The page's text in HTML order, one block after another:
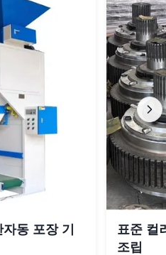
동 포장 기
표준 컬
조립